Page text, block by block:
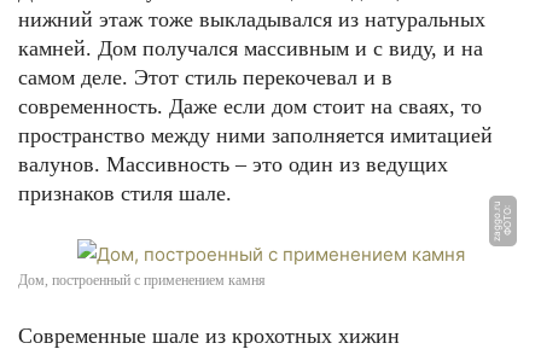
нижний этаж тоже выкладывался из натуральных
камней. Дом получался массивным и с виду, и на
самом деле. Этот стиль перекочевал и в
современность. Даже если дом стоит на сваях, то
пространство между ними заполняется имитацией
валунов. Массивность – это один из ведущих
признаков стиля шале.
Ф
О
Т
О:
z
a
g
g
o.
r
u
Дом, построенный с применением камня
Современные шале из крохотных хижин